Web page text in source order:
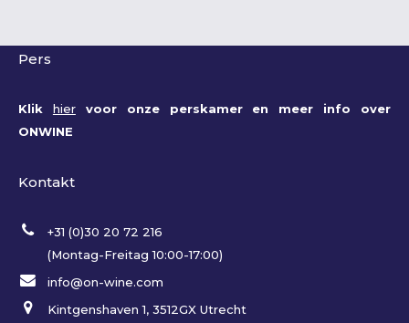
Pers
Klik hiervoor onze perskamer en meer info over
ONWINE
Kontakt
+31 (0)30 20 72 216
(Montag-Freitag 10:00-17:00)
info@on-wine.com
Kintgenshaven 1, 3512GX Utrecht